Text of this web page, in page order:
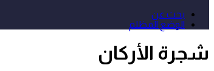
بحث عن
الوضع المظلم
شجرة الأركان